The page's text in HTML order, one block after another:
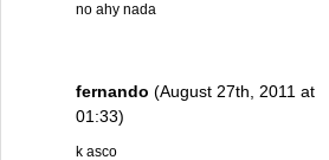
no ahy nada
fernando (August 27th, 2011 at
01:33)
k asco